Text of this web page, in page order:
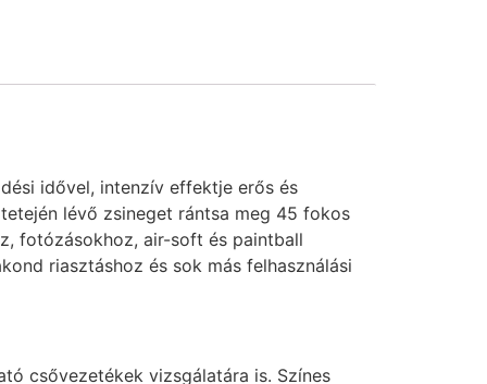
idővel, intenzív effektje erős és
lévő zsineget rántsa meg 45 fokos
fotózásokhoz, air-soft és paintball
riasztáshoz és sok más felhasználási
csővezetékek vizsgálatára is. Színes